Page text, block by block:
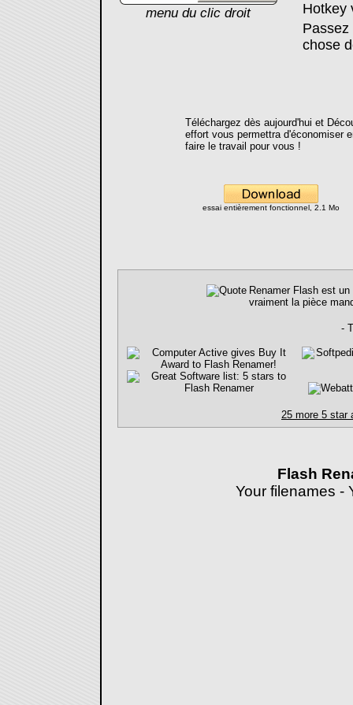
menu du clic droit
Hotkey
chose
Téléchargez dès aujourd'hui et
effort vous permettra d'économiser
faire le travail pour vous !
essai entièrement fonctionnel, 2.1 Mo
Renamer Flash est
vraiment la pièce
-
25 more 5 star
Flash
Your filenames -